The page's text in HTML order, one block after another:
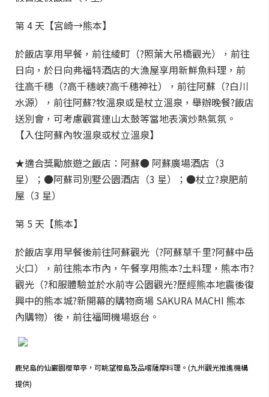
第 4 天【宮崎→熊本】
於飯店享用早餐，前往綾町（?照葉大吊橋觀光），前往
日向，於日向弗福特酒店的大漁屋享用新鮮魚料理，前
往高千穗（?高千穗峽?高千穗神社），前往阿蘇（?白川
水源），前往阿蘇?牧溫泉或是杖立溫泉，舉辦晚餐?飯店
送別會，可考慮觀賞連山太鼓等當地表演炒熱氣氛。
【入住阿蘇內牧溫泉或杖立溫泉】
★適合獎勵旅遊之飯店：阿蘇● 阿蘇廣場酒店（3
星）；●阿蘇司別墅公園酒店（3 星）；●杖立?泉肥前
屋（3 星）
第 5 天【熊本】
於飯店享用早餐後前往阿蘇觀光（?阿蘇草千里?阿蘇中岳
火口），前往熊本市內，午餐享用熊本?土料理，熊本市?
觀光（?和服體驗並於水前寺公園觀光?歷經熊本地震後復
興中的熊本城?新開幕的購物商場 SAKURA MACHI 熊本
內購物）後，前往福岡機場返台。
鹿兒島的仙巖園櫻華亭，可眺望櫻島及品嚐薩摩料理。(九州觀光推進機構
提供)